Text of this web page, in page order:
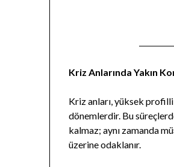
Kriz Anlarında Yakın
Kriz anları, yüksek
dönemlerdir. Bu
kalmaz; aynı zamanda
üzerine odaklanır.